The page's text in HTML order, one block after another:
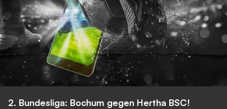
2. Bundesliga: Bochum gegen Hertha BSC!